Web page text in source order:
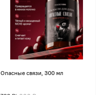
Опасные связи, 300 мл